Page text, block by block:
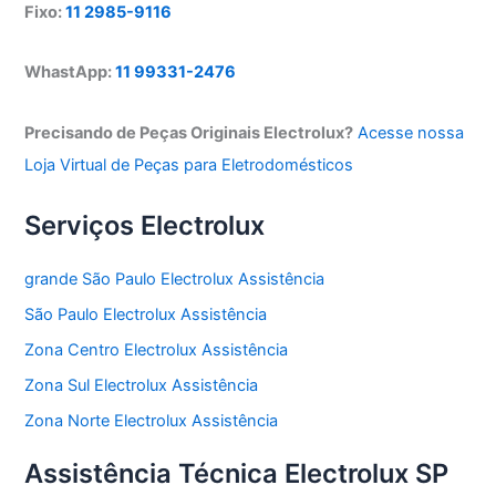
Fixo:11 2985-9116
WhastApp:11 99331-2476
Precisando de Peças Originais Electrolux? Acesse nossa
Loja Virtual de Peças para Eletrodomésticos
Serviços Electrolux
grande São Paulo Electrolux Assistência
São Paulo Electrolux Assistência
Zona Centro Electrolux Assistência
Zona Sul Electrolux Assistência
Zona Norte Electrolux Assistência
Assistência Técnica Electrolux SP